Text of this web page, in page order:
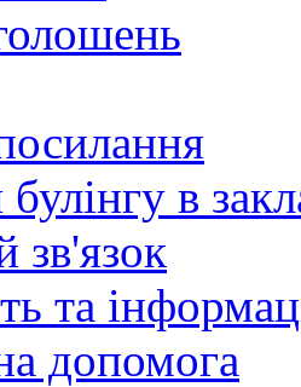
в
зв'язок
та
допомога